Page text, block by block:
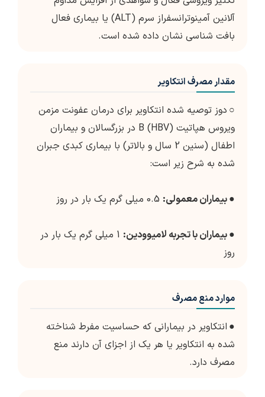
آلانین آمینوترانسفراز سرم (ALT) یا بیماری فعال
بافت شناسی نشان داده شده است.
مقدار مصرف انتکاویر
○ دوز توصیه شده انتکاویر برای درمان عفونت مزمن
ویروس هپاتیت B (HBV) در بزرگسالان و بیماران
اطفال (سنین 2 سال و بالاتر) با بیماری کبدی جبران
شده به شرح زیر است:
●بیماران معمولی:
●بیماران با تجربه لامیوودین:
1 میلی گرم یک بار در
روز
موارد منع مصرف
● انتکاویر در بیمارانی که حساسیت مفرط شناخته
شده به انتکاویر یا هر یک از اجزای آن دارند منع
مصرف دارد.